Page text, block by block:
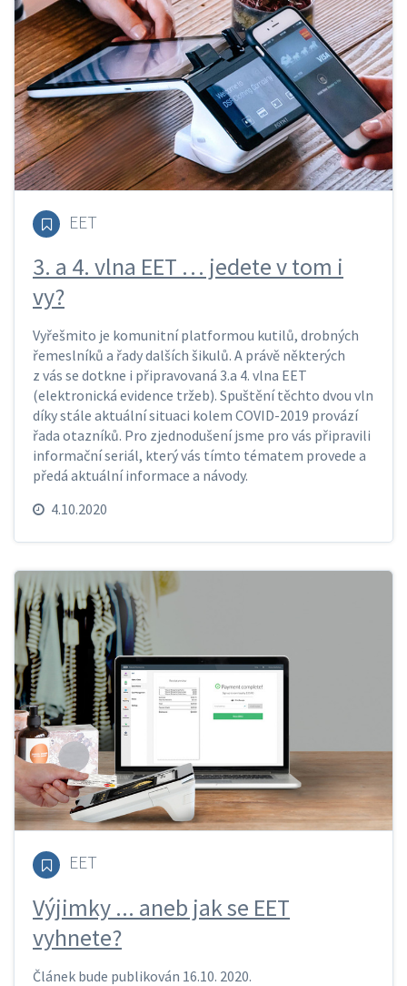
EET
3. a 4. vlna EET … jedete v tom i
vy?
Vyřešmito je komunitní platformou kutilů, drobných
řemeslníků a řady dalších šikulů. A právě některých
z vás se dotkne i připravovaná 3.a 4. vlna EET
(elektronická evidence tržeb). Spuštění těchto dvou vln
díky stále aktuální situaci kolem COVID-2019 provází
řada otazníků. Pro zjednodušení jsme pro vás připravili
informační seriál, který vás tímto tématem provede a
předá aktuální informace a návody.
4.10.2020
EET
Výjimky ... aneb jak se EET
vyhnete?
Článek bude publikován 16.10. 2020.